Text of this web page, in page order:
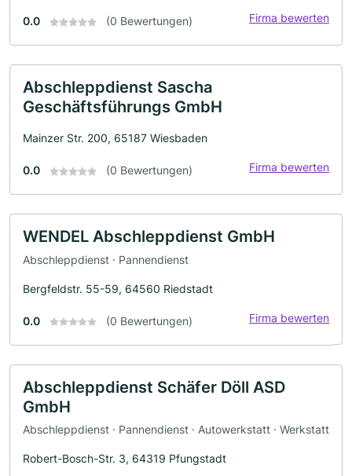
0.0 (0 Bewertungen) Firma bewerten
Abschleppdienst Sascha
Geschäftsführungs GmbH
Mainzer Str. 200, 65187 Wiesbaden
0.0 (0 Bewertungen) Firma bewerten
WENDEL Abschleppdienst GmbH
Abschleppdienst · Pannendienst
Bergfeldstr. 55-59, 64560 Riedstadt
0.0 (0 Bewertungen) Firma bewerten
Abschleppdienst Schäfer Döll ASD
GmbH
Abschleppdienst · Pannendienst · Autowerkstatt · Werkstatt
Robert-Bosch-Str. 3, 64319 Pfungstadt